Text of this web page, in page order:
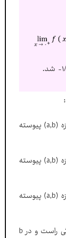
f بر (a,b) پیوسته است هر گاه در هر نقطه از بازه (a,b) پیوسته
f بر (a,b] پیوسته است هر گاه در هر نقطه از بازه (a,b) پیوسته
f بر [a,b) پیوسته است هر گاه در هر نقطه از بازه (a,b) پیوسته
f را بر [a,b] پیوسته گوییم هر گاه در a پیوستگی راست و در b